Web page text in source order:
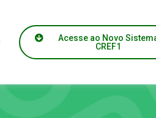
Acesse ao Novo
CREF1